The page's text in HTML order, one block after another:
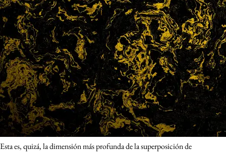
Esta es, quizá, la dimensión más profunda de la superposición de